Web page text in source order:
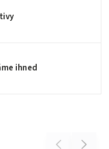
ihned
Previous Next